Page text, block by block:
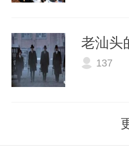
老汕头
137